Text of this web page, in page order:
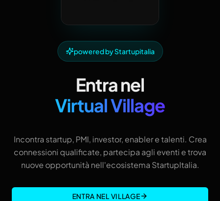
powered by Startupitalia
Entra nel
Virtual Village
Incontra startup, PMI, investor, enabler e talenti. Crea
connessioni qualificate, partecipa agli eventi e trova
nuove opportunità nell'ecosistema StartupItalia.
ENTRA NEL VILLAGE